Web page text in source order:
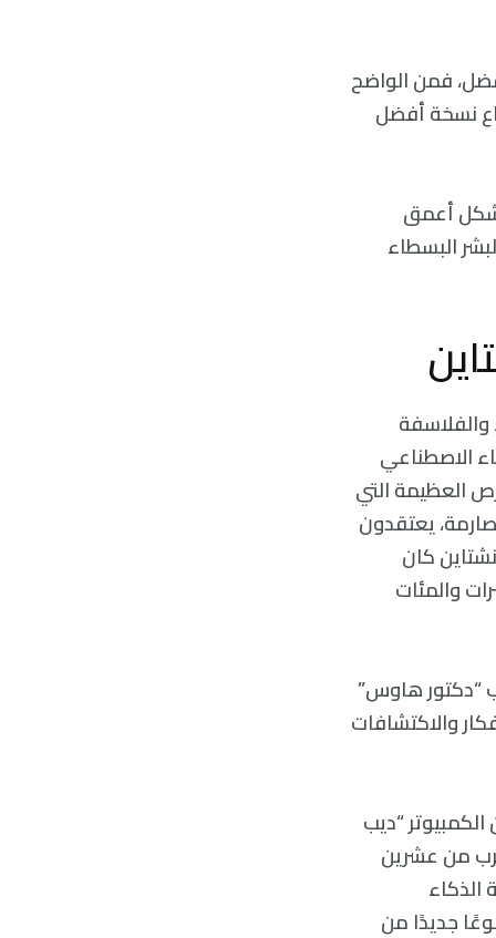
فمن الواضح
نسخة أفضل
أعمق
البسطاء
الاصطناعي
العظيمة التي
صارمة، يعتقدون
كان
والمئات
“دكتور هاوس”
والاكتشافات
“ديب
واليوم، بعد ما يقرب من عشرين
الذكاء
جديدًا من